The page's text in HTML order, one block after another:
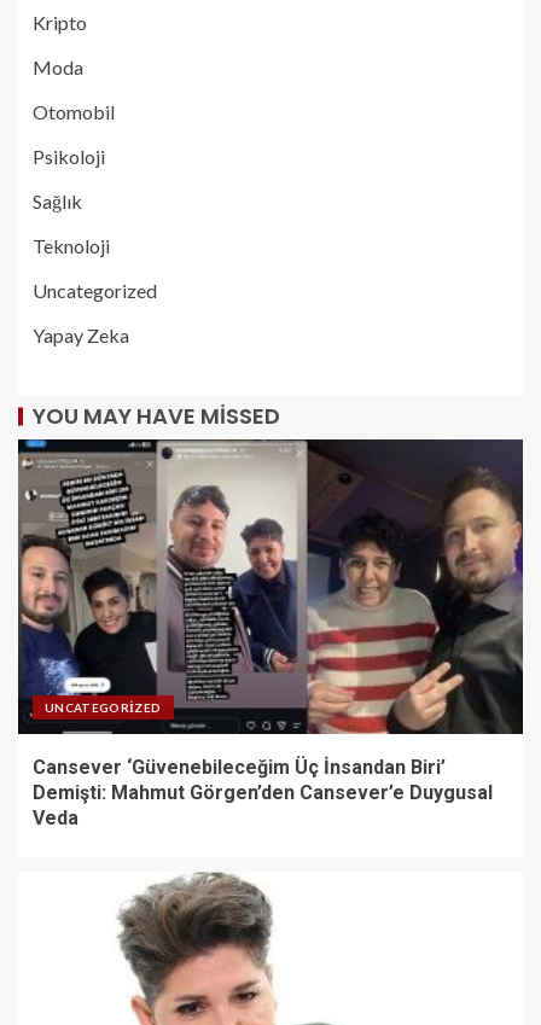
Kripto
Moda
Otomobil
Psikoloji
Sağlık
Teknoloji
Uncategorized
Yapay Zeka
YOU MAY HAVE MISSED
UNCATEGORIZED
Cansever ‘Güvenebileceğim Üç İnsandan Biri’
Demişti: Mahmut Görgen’den Cansever’e Duygusal
Veda